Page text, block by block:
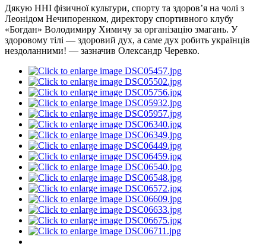
Дякую ННІ фізичної культури, спорту та здоров’я на чолі з
Леонідом Нечипоренком, директору спортивного клубу
«Богдан» Володимиру Химичу за організацію змагань. У
здоровому тілі — здоровий дух, а саме дух робить українців
нездоланними! — зазначив Олександр Черевко.